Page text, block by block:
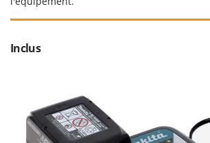
Stiga
Sunseeker
TecnoGen
Tellarini Pompe
Inclus